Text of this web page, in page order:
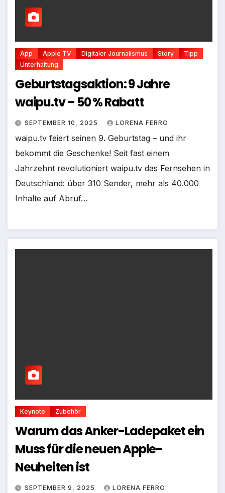
App Apple TV Digitaler Journalismus Story
Tipp
Unterhaltung
Geburtstagsaktion: 9 Jahre
waipu.tv – 50 % Rabatt
SEPTEMBER 10, 2025 LORENA FERRO
waipu.tv feiert seinen 9. Geburtstag – und ihr
bekommt die Geschenke! Seit fast einem
Jahrzehnt revolutioniert waipu.tv das Fernsehen in
Deutschland: über 310 Sender, mehr als 40.000
Inhalte auf Abruf…
Keynote Zubehör
Warum das Anker-Ladepaket ein
Muss für die neuen Apple-
Neuheiten ist
SEPTEMBER 9, 2025 LORENA FERRO